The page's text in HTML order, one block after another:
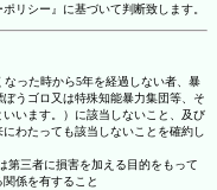
リシー』に基づいて判断致します。
った時から5年を経過しない者、暴
うゴロ又は特殊知能暴力集団等、そ
います。）に該当しないこと、及び
わたっても該当しないことを確約し
第三者に損害を加える目的をもって
係を有すること